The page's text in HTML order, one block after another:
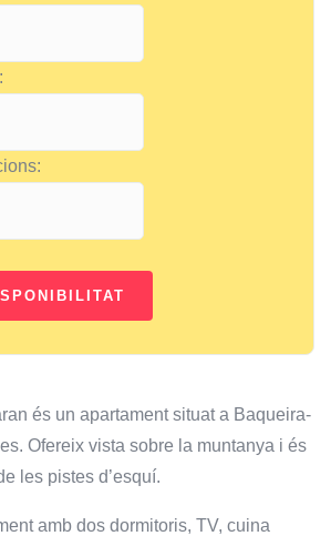
és un apartament situat a Baqueira-
Ofereix vista sobre la muntanya i és
les pistes d’esquí.
amb dos dormitoris, TV, cuina